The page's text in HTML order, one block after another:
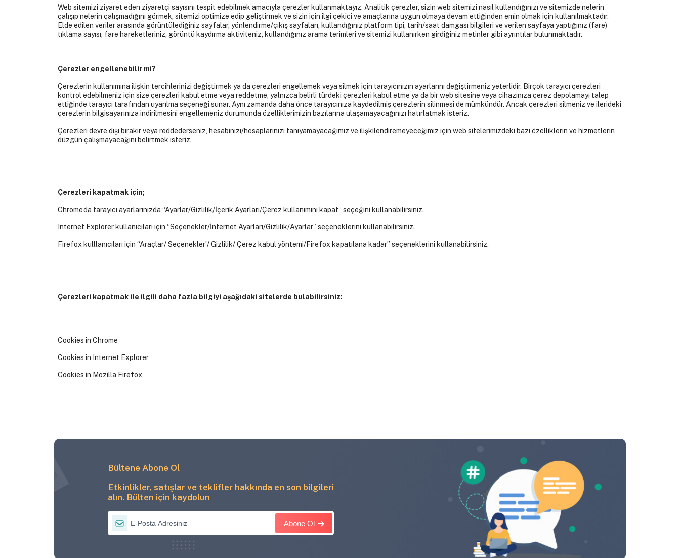
Web sitemizi ziyaret eden ziyaretçi sayısını tespit edebilmek amacıyla çerezler kullanmaktayız. Analitik çerezler, sizin web sitemizi nasıl kullandığınızı ve sitemizde nelerin
çalışıp nelerin çalışmadığını görmek, sitemizi optimize edip geliştirmek ve sizin için ilgi çekici ve amaçlarına uygun olmaya devam ettiğinden emin olmak için kullanılmaktadır.
Elde edilen veriler arasında görüntülediğiniz sayfalar, yönlendirme/çıkış sayfaları, kullandığınız platform tipi, tarih/saat damgası bilgileri ve verilen sayfaya yaptığınız (fare)
tıklama sayısı, fare hareketleriniz, görüntü kaydırma aktiviteniz, kullandığınız arama terimleri ve sitemizi kullanırken girdiğiniz metinler gibi ayrıntılar bulunmaktadır.
Çerezler engellenebilir mi?
Çerezlerin kullanımına ilişkin tercihlerinizi değiştirmek ya da çerezleri engellemek veya silmek için tarayıcınızın ayarlarını değiştirmeniz yeterlidir. Birçok tarayıcı çerezleri
kontrol edebilmeniz için size çerezleri kabul etme veya reddetme, yalnızca belirli türdeki çerezleri kabul etme ya da bir web sitesine veya cihazınıza çerez depolamayı talep
ettiğinde tarayıcı tarafından uyarılma seçeneği sunar. Aynı zamanda daha önce tarayıcınıza kaydedilmiş çerezlerin silinmesi de mümkündür. Ancak çerezleri silmeniz ve ilerideki
çerezlerin bilgisayarınıza indirilmesini engellemeniz durumunda özelliklerimizin bazılarına ulaşamayacağınızı hatırlatmak isteriz.
Çerezleri devre dışı bırakır veya reddederseniz, hesabınızı/hesaplarınızı tanıyamayacağımız ve ilişkilendiremeyeceğimiz için web sitelerimizdeki bazı özelliklerin ve hizmetlerin
düzgün çalışmayacağını belirtmek isteriz.
Çerezleri kapatmak için;
Chrome’da tarayıcı ayarlarınızda “Ayarlar/Gizlilik/İçerik Ayarları/Çerez kullanımını kapat” seçeğini kullanabilirsiniz.
Internet Explorer kullanıcıları için “Seçenekler/İnternet Ayarları/Gizlilik/Ayarlar” seçeneklerini kullanabilirsiniz.
Firefox kulllanıcıları için “Araçlar/ Seçenekler’/ Gizlilik/ Çerez kabul yöntemi/Firefox kapatılana kadar” seçeneklerini kullanabilirsiniz.
Çerezleri kapatmak ile ilgili daha fazla bilgiyi aşağıdaki sitelerde bulabilirsiniz:
Cookies in Chrome
Cookies in Internet Explorer
Cookies in Mozilla Firefox
Bültene Abone Ol
Etkinlikler, satışlar ve teklifler hakkında en son bilgileri
alın. Bülten için kaydolun
Abone Ol